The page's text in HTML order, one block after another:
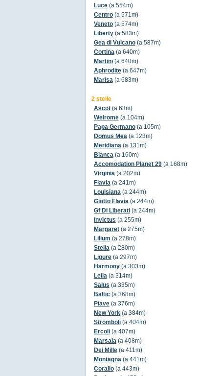
Luce(a 554m)
Centro(a 571m)
Veneto(a 574m)
Liberty(a 583m)
Gea di Vulcano(a 587m)
Cortina(a 640m)
Martini(a 640m)
Aphrodite(a 647m)
Marisa(a 683m)
2 stelle
Ascot(a 63m)
Welrome(a 104m)
Papa Germano(a 105m)
Domus Mea(a 123m)
Meridiana(a 131m)
Bianca(a 160m)
Accomodation Planet 29(a 168m)
Virginia(a 202m)
Flavia(a 241m)
Louisiana(a 244m)
Giotto Flavia(a 244m)
Gf Di Liberati(a 244m)
Invictus (a 255m)
Margaret(a 275m)
Lilium (a 278m)
Stella(a 280m)
Ligure(a 297m)
Harmony(a 303m)
Lella(a 314m)
Salus (a 335m)
Baltic(a 368m)
Piave(a 376m)
New York(a 384m)
Stromboli(a 404m)
Ercoli(a 407m)
Marsala(a 408m)
Dei Mille(a 411m)
Montagna(a 441m)
Corallo(a 443m)